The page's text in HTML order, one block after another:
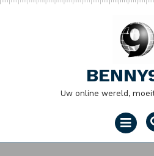
Naar
Uw online wereld,